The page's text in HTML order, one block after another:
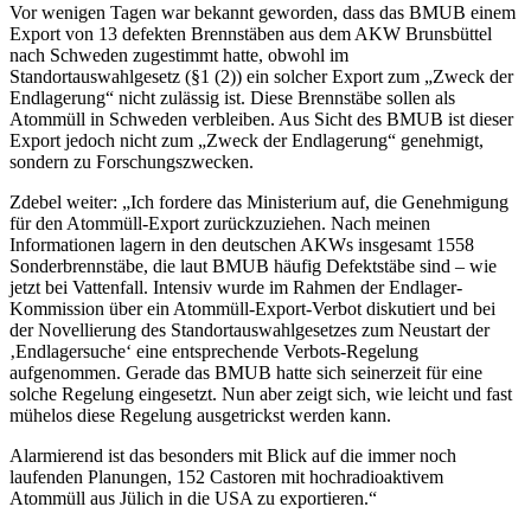
wie
einfach
der
in
Deutschland
verbotene
Export
von
mit
Zustimmung
des
Bundesumweltministeriums
(BMUB)
umgangen
werden
kann“,
erklärt
der
Bundestagsabgeordnete
Zdebel,
Sprecher
für
Vor wenigen Tagen war bekannt geworden, dass das BMUB einem
Export von 13 defekten Brennstäben aus dem AKW Brunsbüttel
nach Schweden zugestimmt hatte, obwohl im
Standortauswahlgesetz (§1 (2)) ein solcher Export zum „Zweck der
Endlagerung“ nicht zulässig ist. Diese Brennstäbe sollen als
Atommüll in Schweden verbleiben. Aus Sicht des BMUB ist dieser
Export jedoch nicht zum „Zweck der Endlagerung“ genehmigt,
sondern zu Forschungszwecken.
Zdebel weiter: „Ich fordere das Ministerium auf, die Genehmigung
für den Atommüll-Export zurückzuziehen. Nach meinen
Informationen lagern in den deutschen AKWs insgesamt 1558
Sonderbrennstäbe, die laut BMUB häufig Defektstäbe sind – wie
jetzt bei Vattenfall. Intensiv wurde im Rahmen der Endlager-
Kommission über ein Atommüll-Export-Verbot diskutiert und bei
der Novellierung des Standortauswahlgesetzes zum Neustart der
‚Endlagersuche‘ eine entsprechende Verbots-Regelung
aufgenommen. Gerade das BMUB hatte sich seinerzeit für eine
solche Regelung eingesetzt. Nun aber zeigt sich, wie leicht und fast
mühelos diese Regelung ausgetrickst werden kann.
Alarmierend ist das besonders mit Blick auf die immer noch
laufenden Planungen, 152 Castoren mit hochradioaktivem
Atommüll aus Jülich in die USA zu exportieren.“